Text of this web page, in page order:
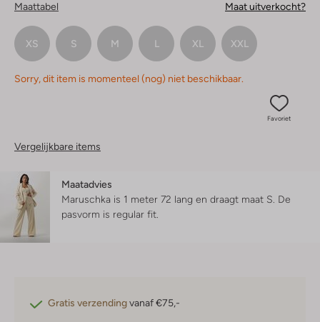
Maattabel Maat uitverkocht?
XS S M L XL XXL
Sorry, dit item is momenteel (nog) niet beschikbaar.
Favoriet
Vergelijkbare items
Maatadvies
Maruschka is 1 meter 72 lang en draagt maat S. De
pasvorm is regular fit
Gratis verzendingvanaf €75,-